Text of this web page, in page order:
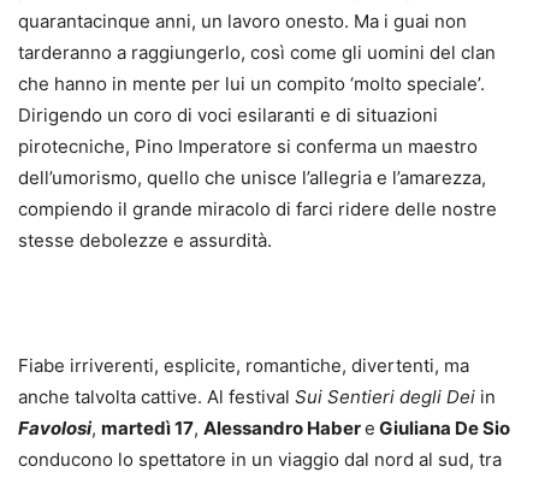
quarantacinque anni, un lavoro onesto. Ma i guai non
tarderanno a raggiungerlo, così come gli uomini del clan
che hanno in mente per lui un compito ‘molto speciale’.
Dirigendo un coro di voci esilaranti e di situazioni
pirotecniche, Pino Imperatore si conferma un maestro
dell’umorismo, quello che unisce l’allegria e l’amarezza,
compiendo il grande miracolo di farci ridere delle nostre
stesse debolezze e assurdità.
Fiabe irriverenti, esplicite, romantiche, divertenti, ma
anche talvolta cattive. Al festival Sui Sentieri degli Dei in
Favolosi, martedì 17, Alessandro Habere Giuliana De Sio
conducono lo spettatore in un viaggio dal nord al sud, tra